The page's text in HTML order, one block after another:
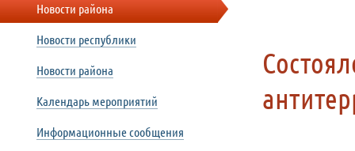
Новости района
Новости республики
Новости района
Календарь мероприятий
Информационные сообщения